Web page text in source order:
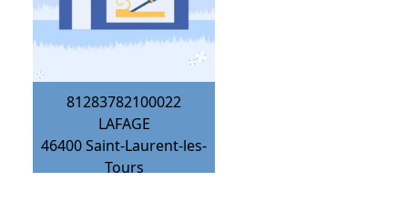
81283782100022
LAFAGE
46400Saint-Laurent-les-
Tours